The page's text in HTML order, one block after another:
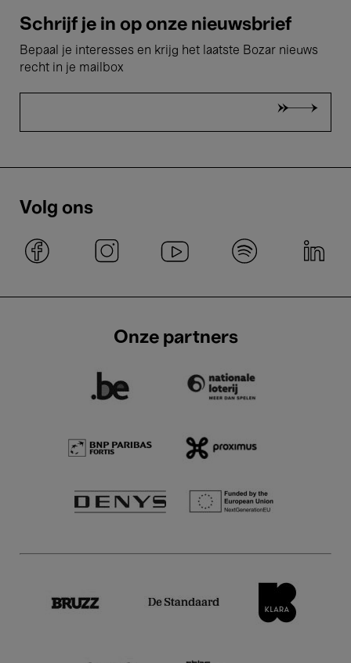
Schrijf je in op onze nieuwsbrief
Bepaal je interesses en krijg het laatste Bozar nieuws
recht in je mailbox
Volg ons
Onze partners